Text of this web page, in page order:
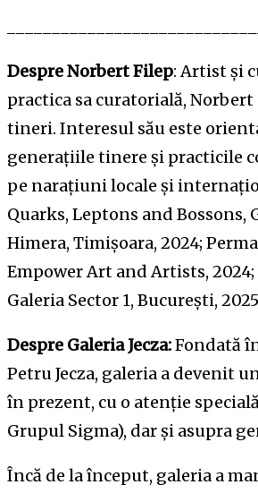
Despre Norbert Filep: Artist și
practica sa curatorială,
tineri. Interesul său este
generațiile tinere și practicile
pe narațiuni locale și
Quarks, Leptons and Bossons,
Himera, Timișoara, 2024;
Empower Art and Artists,
Galeria Sector 1, București,
Despre Galeria Jecza:Fondată
Petru Jecza, galeria a devenit
în prezent, cu o atenție
Grupul Sigma), dar și asupra
Încă de la început, galeria a